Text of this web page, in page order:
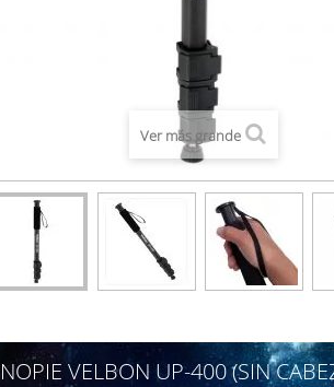
Ver más grande
VELBON UP-400 (SIN